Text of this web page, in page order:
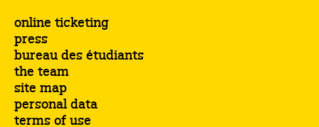
online ticketing
press
bureau des étudiants
the team
site map
personal data
terms of use